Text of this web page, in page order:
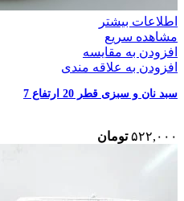
اطلاعات بیشتر
مشاهده سریع
افزودن به مقایسه
افزودن به علاقه مندی
سبد نان و سبزی قطر 20 ارتفاع 7
۵۲۲,۰۰۰ تومان